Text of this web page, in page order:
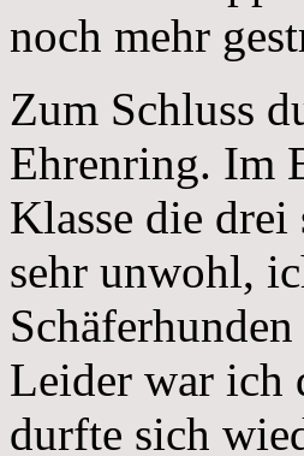
noch mehr
Zum Schluss
Ehrenring. Im
Klasse die
sehr unwohl,
Leider war ich
durfte sich